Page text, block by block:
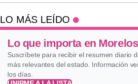
LO MÁS LEÍDO
Lo que importa en
Suscríbete para recibir el resumen diario
más relevantes del estado. Información
los días.